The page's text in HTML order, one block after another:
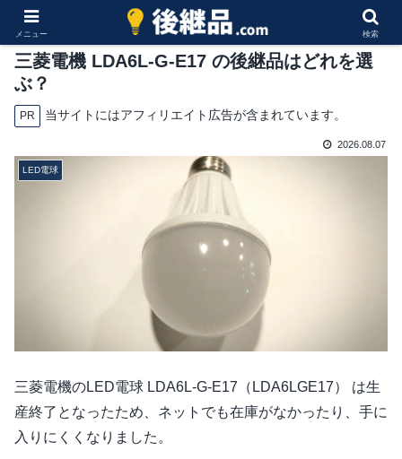
三菱電機 LDA6L-G-E17 の後継品はどれを選
ぶ？
PR 当サイトにはアフィリエイト広告が含まれています。
2026.08.07
LED電球
三菱電機のLED電球 LDA6L-G-E17（LDA6LGE17） は生
産終了となったため、ネットでも在庫がなかったり、手に
入りにくくなりました。
メニュー 検索